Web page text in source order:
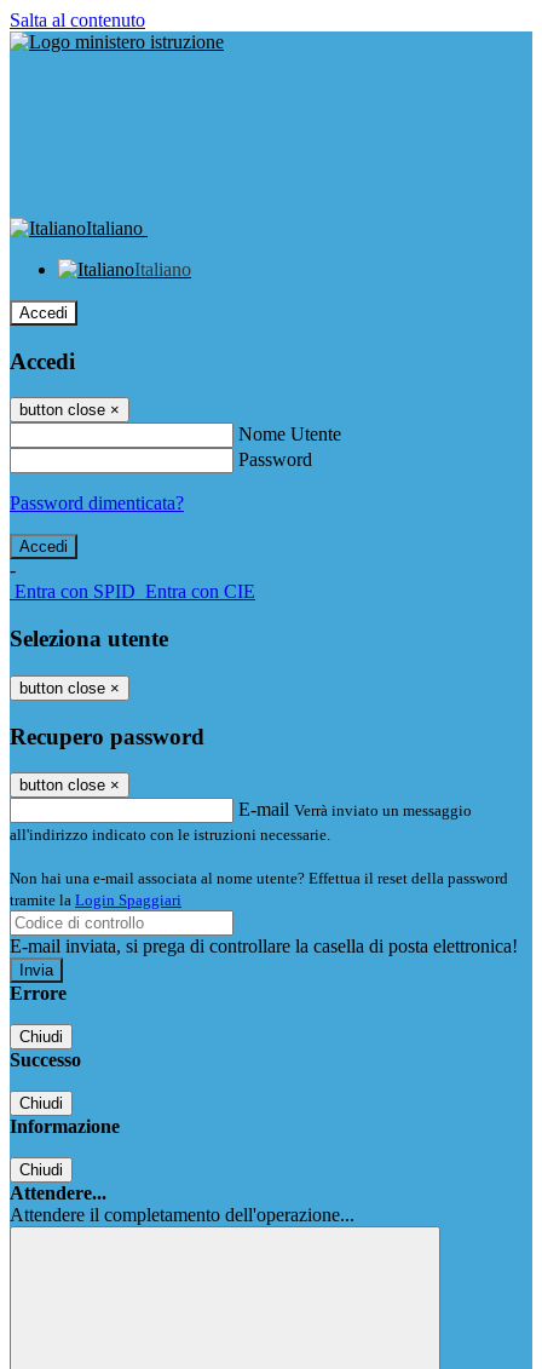
Salta al contenuto
Italiano
Italiano
Accedi
Accedi
button close ×
Nome Utente
Password
Password dimenticata?
-
Entra con SPID Entra con CIE
Seleziona utente
button close ×
Recupero password
button close ×
E-mail Verrà inviato un messaggio
all'indirizzo indicato con le istruzioni necessarie.
Non hai una e-mail associata al nome utente? Effettua il reset della password
tramite la Login Spaggiari
E-mail inviata, si prega di controllare la casella di posta elettronica!
Errore
Chiudi
Successo
Chiudi
Informazione
Chiudi
Attendere...
Attendere il completamento dell'operazione...